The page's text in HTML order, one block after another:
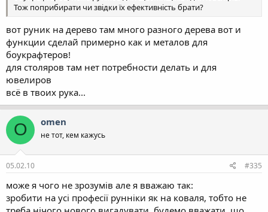
Тож поприбирати чи звідки їх ефективність брати?
вот руник на дерево там много разного дерева вот и
функции сделай примерно как и металов для
боукрафтеров!
для столяров там нет потребности делать и для
ювелиров
всё в твоих рука...
O omen
не тот, кем кажусь
05.02.10 #335
може я чого не зрозумів але я вважаю так:
зробити на усі професії рунніки як на коваля, тобто не